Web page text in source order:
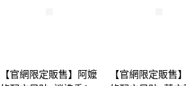
【官網限定販售】阿嬤
【官網限定販售